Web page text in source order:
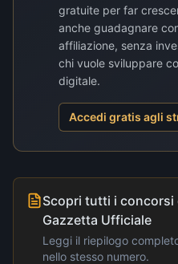
gratuite per far
anche guadagnare
affiliazione, senza
chi vuole sviluppare
digitale.
Accedi gratis agli
Scopri tutti i concorsi
Gazzetta Ufficiale
Leggi il riepilogo
nello stesso numero.